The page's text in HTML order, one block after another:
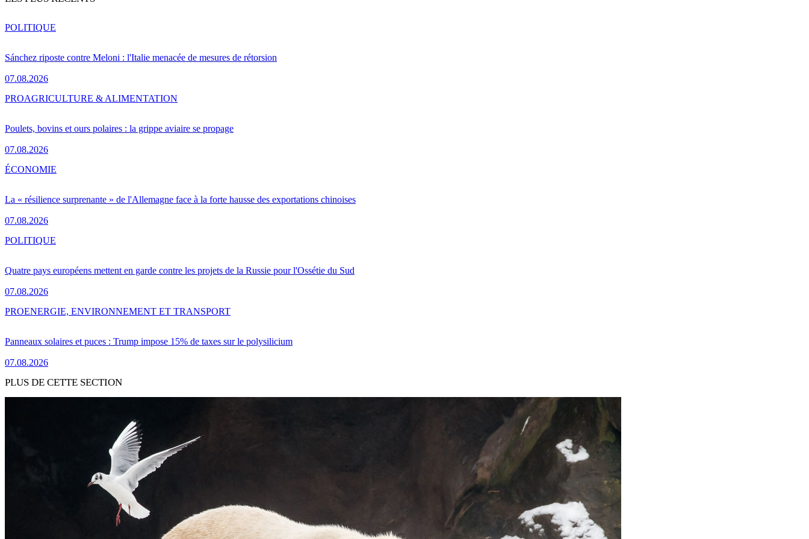
Sánchez riposte contre Meloni : l'Italie menacée de mesures de rétorsion
07.08.2026
POLITIQUE
Poulets, bovins et ours polaires : la grippe aviaire se propage
07.08.2026
PROAGRICULTURE & ALIMENTATION
La « résilience surprenante » de l'Allemagne face à la forte hausse des exportations chinoises
07.08.2026
ÉCONOMIE
Quatre pays européens mettent en garde contre les projets de la Russie pour l'Ossétie du Sud
07.08.2026
POLITIQUE
Panneaux solaires et puces : Trump impose 15% de taxes sur le polysilicium
07.08.2026
PROENERGIE, ENVIRONNEMENT ET TRANSPORT
PLUS DE CETTE SECTION